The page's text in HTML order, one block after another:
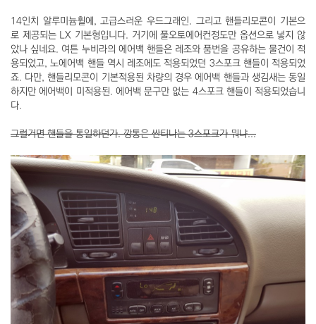
14인치 알루미늄휠에, 고급스러운 우드그래인. 그리고 핸들리모콘이 기본으
로 제공되는 LX 기본형입니다. 거기에 풀오토에어컨정도만 옵션으로 넣지 않
았나 싶네요. 여튼 누비라의 에어백 핸들은 레조와 품번을 공유하는 물건이 적
용되었고, 노에어백 핸들 역시 레조에도 적용되었던 3스포크 핸들이 적용되었
죠. 다만, 핸들리모콘이 기본적용된 차량의 경우 에어백 핸들과 생김새는 동일
하지만 에어백이 미적용된. 에어백 문구만 없는 4스포크 핸들이 적용되었습니
다.
그럴거면 핸들을 통일하던가. 깡통은 싼티나는 3스포크가 뭐냐...